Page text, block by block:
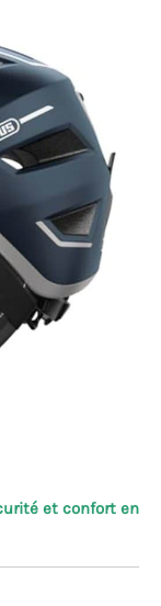
et confort en